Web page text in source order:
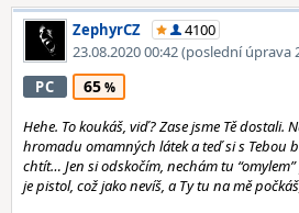
ZephyrCZ
4100
23.08.2020 00:42(poslední úprava
PC 65
Hehe. To koukáš, viď? Zase jsme Tě dostali.
hromadu omamných látek a teď si s Tebou
chtít… Jen si odskočím, nechám tu
je pistol, což jako nevíš, a Ty tu na mě